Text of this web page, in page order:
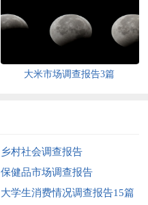
大米市场调查报告3篇
乡村社会调查报告
保健品市场调查报告
大学生消费情况调查报告15篇